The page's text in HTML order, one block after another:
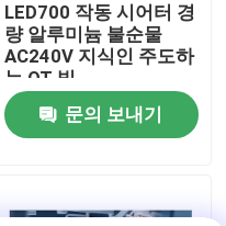
LED700 작동 시어터 경
량 알루미늄 불순물
AC240V 지식인 주도하
는 OT 빛
문의 보내기